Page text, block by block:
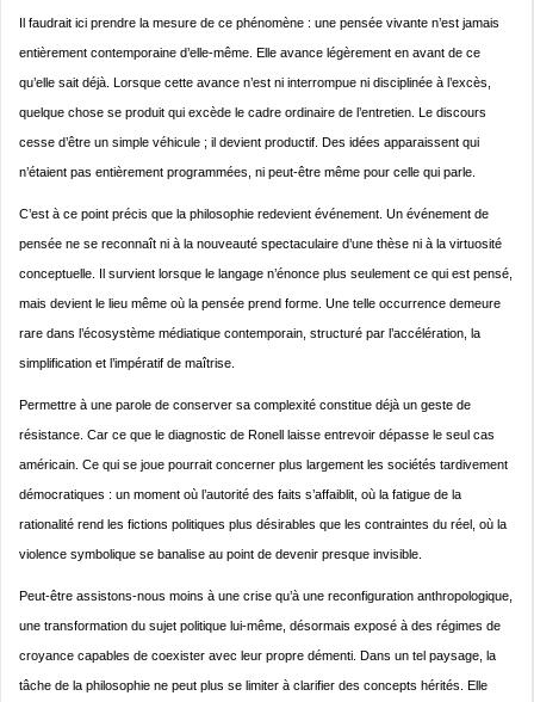
Il faudrait ici prendre la mesure de ce phénomène : une pensée vivante n’est jamais
entièrement contemporaine d’elle-même. Elle avance légèrement en avant de ce
qu’elle sait déjà. Lorsque cette avance n’est ni interrompue ni disciplinée à l’excès,
quelque chose se produit qui excède le cadre ordinaire de l’entretien. Le discours
cesse d’être un simple véhicule ; il devient productif. Des idées apparaissent qui
n’étaient pas entièrement programmées, ni peut-être même pour celle qui parle.
C’est à ce point précis que la philosophie redevient événement. Un événement de
pensée ne se reconnaît ni à la nouveauté spectaculaire d’une thèse ni à la virtuosité
conceptuelle. Il survient lorsque le langage n’énonce plus seulement ce qui est pensé,
mais devient le lieu même où la pensée prend forme. Une telle occurrence demeure
rare dans l’écosystème médiatique contemporain, structuré par l’accélération, la
simplification et l’impératif de maîtrise.
Permettre à une parole de conserver sa complexité constitue déjà un geste de
résistance. Car ce que le diagnostic de Ronell laisse entrevoir dépasse le seul cas
américain. Ce qui se joue pourrait concerner plus largement les sociétés tardivement
démocratiques : un moment où l’autorité des faits s’affaiblit, où la fatigue de la
rationalité rend les fictions politiques plus désirables que les contraintes du réel, où la
violence symbolique se banalise au point de devenir presque invisible.
Peut-être assistons-nous moins à une crise qu’à une reconfiguration anthropologique,
une transformation du sujet politique lui-même, désormais exposé à des régimes de
croyance capables de coexister avec leur propre démenti. Dans un tel paysage, la
tâche de la philosophie ne peut plus se limiter à clarifier des concepts hérités. Elle